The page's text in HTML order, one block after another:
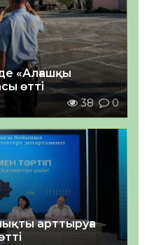
«Алғашқы
өтті
38 0
арттыруға